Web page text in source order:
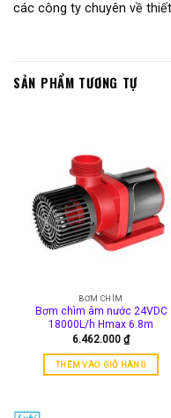
các công ty chuyên về
SẢN PHẨM TƯƠNG TỰ
BƠM CHÌM
Bơm chìm âm nước 24VDC
18000L/h Hmax 6.8m
6.462.000 ₫
THÊM VÀO GIỎ HÀNG